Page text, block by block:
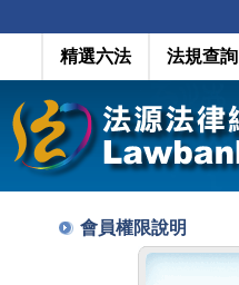
精選六法 法規查詢
會員權限說明